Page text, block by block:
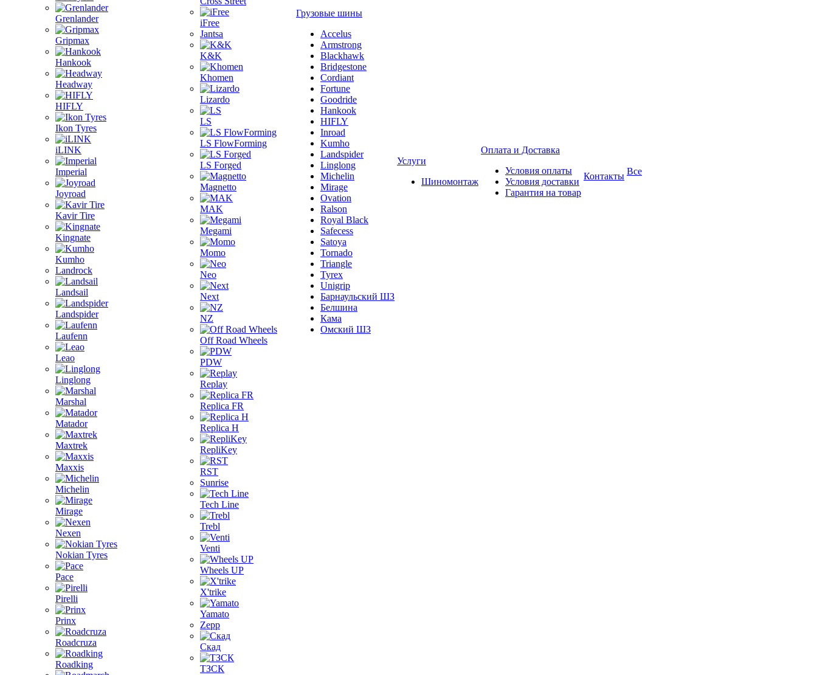
Grenlander
Gripmax
Hankook
Headway
HIFLY
Ikon Tyres
iLINK
Imperial
Joyroad
Kavir Tire
Kingnate
Kumho
Landrock
Landsail
Landspider
Laufenn
Leao
Linglong
Marshal
Matador
Maxtrek
Maxxis
Michelin
Mirage
Nexen
Nokian Tyres
Pace
Pirelli
Prinx
Roadcruza
Roadking
iFree
Jantsa
K&K
Khomen
Lizardo
LS
LS FlowForming
LS Forged
Magnetto
MAK
Megami
Momo
Neo
Next
NZ
Off Road Wheels
PDW
Replay
Replica FR
Replica H
RepliKey
RST
Sunrise
Tech Line
Trebl
Venti
Wheels UP
X'trike
Yamato
Zepp
Скад
ТЗСК
Грузовые шины
Accelus
Armstrong
Blackhawk
Bridgestone
Cordiant
Fortune
Goodride
Hankook
HIFLY
Inroad
Kumho
Landspider
Linglong
Michelin
Mirage
Ovation
Ralson
Royal Black
Safecess
Satoya
Tornado
Triangle
Tyrex
Unigrip
Барнаульский ШЗ
Белшина
Кама
Омский ШЗ
Услуги
Шиномонтаж
Оплата и Доставка
Условия оплаты
Условия доставки
Гарантия на товар
Контакты Все